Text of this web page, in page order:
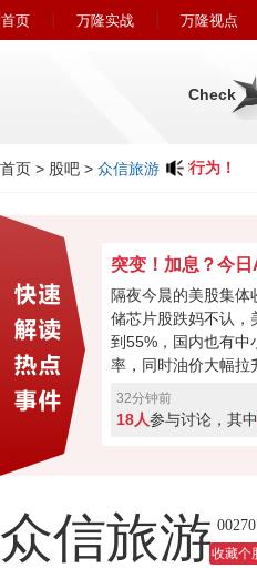
首页 万隆实战 万隆视点
Check
首页 > 股吧 > 众信旅游
近期冒充广州万隆的欺诈行为！
突变！加息？今
隔夜今晨的美股集
储芯片股跌妈不认，
到55%，国内也有中
率，同时油价大幅拉
及其衍生产品加征关
满，科创连涨3天，
32分钟前
18人参与讨论，其中
众信旅游收藏个